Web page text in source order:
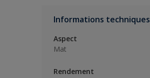
Informations techniques
Aspect
Mat
Rendement